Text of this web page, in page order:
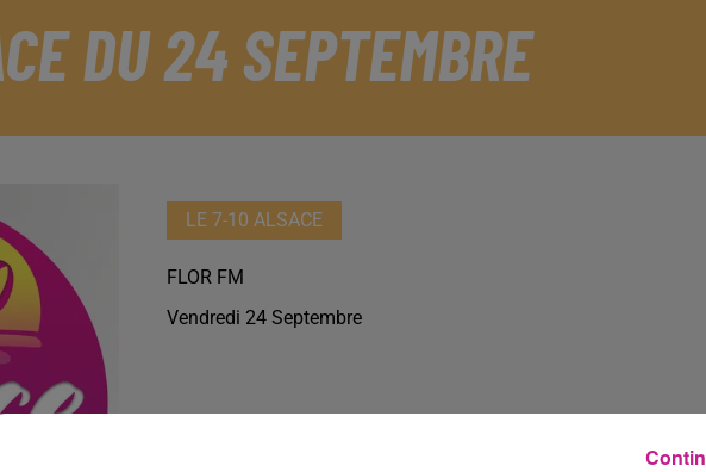
DU 24 SEPTEMBRE
LE 7-10 ALSACE
FLOR FM
Vendredi 24 Septembre